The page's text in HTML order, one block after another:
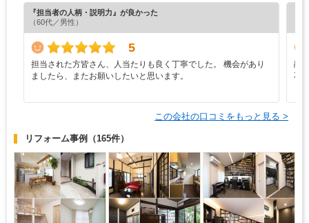
『担当者の人柄・説明力』が良かった
（60代／男性）
5
担当された方皆さん、人当たりも良く丁寧でした。 機会があり
ましたら、またお願いしたいと思います。
融
不
この会社の口コミをもっと見る >
リフォーム事例 （165件）